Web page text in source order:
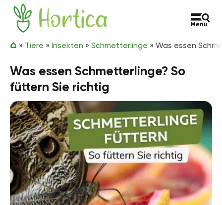
Zum Inhalt springen
Hortica
» Tiere » Insekten » Schmetterlinge » Was essen
Was essen Schmetterlinge? So
füttern Sie richtig